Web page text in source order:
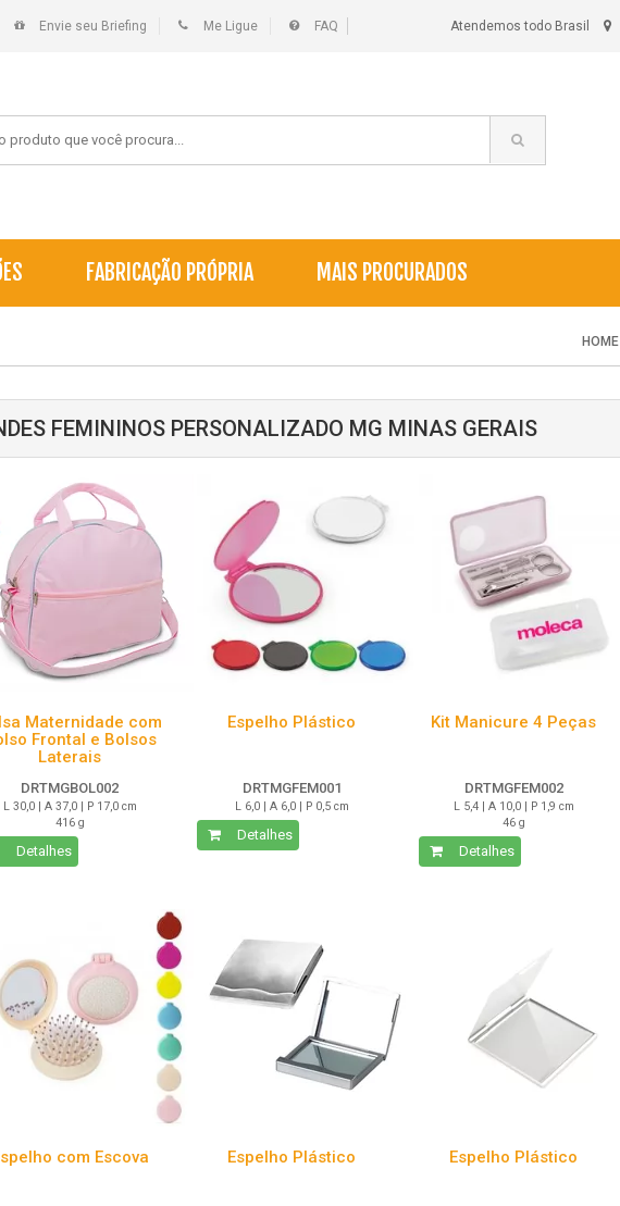
Envie seu Briefing Me Ligue FAQ Atendemos todo Brasil
FABRICAÇÃO PRÓPRIA MAIS PROCURADOS
HOME
FEMININOS PERSONALIZADO MG MINAS GERAIS
Maternidade com
Frontal e Bolsos
Laterais
DRTMGBOL002
L 30,0 | A 37,0 | P 17,0 cm
416 g
Detalhes
Espelho Plástico
DRTMGFEM001
L 6,0 | A 6,0 | P 0,5 cm
Detalhes
Kit Manicure 4 Peças
DRTMGFEM002
L 5,4 | A 10,0 | P 1,9 cm
46 g
Detalhes
com Escova Espelho Plástico Espelho Plástico